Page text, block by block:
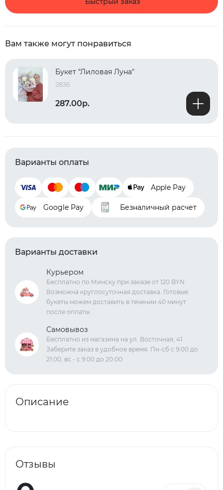
Вам также могут понравиться
Букет "Лиловая Луна"
2836
287.00р.
Варианты оплаты
Apple Pay
Google Pay Безналичный расчет
Варианты доставки
Курьером
Бесплатно по Минску при заказе от 120 BYN.
Возможна круглосуточная доставка. Готовые
букеты можем доставить в течении 40 минут
после оплаты.
Самовывоз
Бесплатно из магазина на ул. Восточная, 41.
Заберите заказ в удобное время. Пн-сб с 9:00 до
21:00, вс - с 9:00 до 20:00
Описание
Отзывы